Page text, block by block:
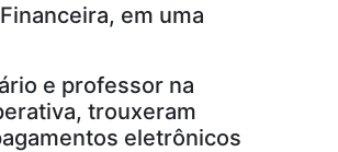
em uma
e professor na
trouxeram
eletrônicos